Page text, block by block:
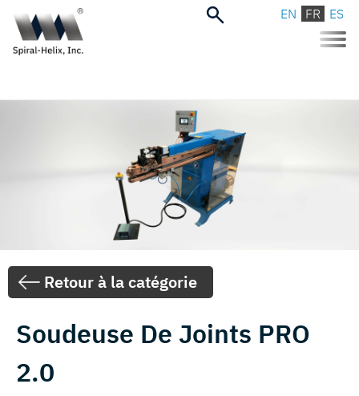
Toggle
EN FR ES
Retour à la catégorie
Soudeuse De Joints PRO
2.0